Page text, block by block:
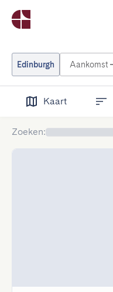
Edinburgh Aankomst
Kaart
Zoeken: